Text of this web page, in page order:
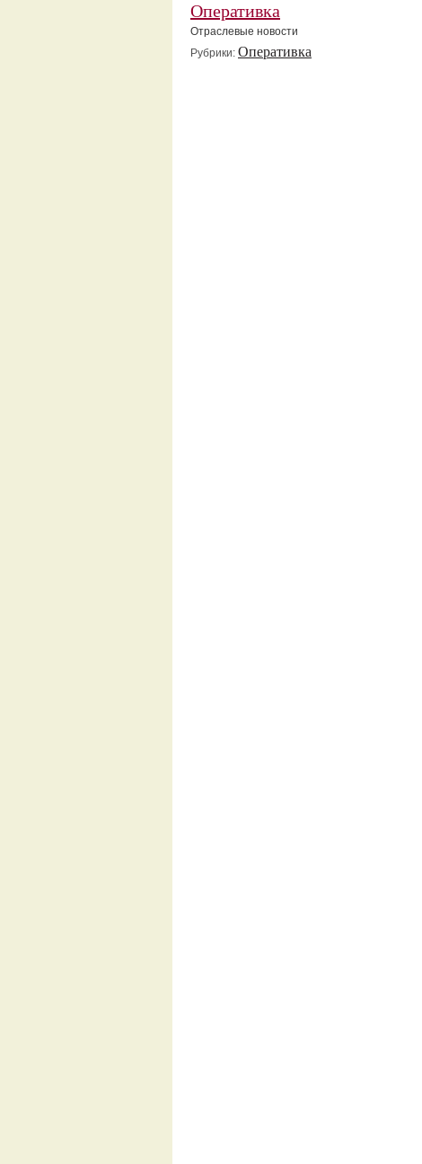
Оперативка
Отраслевые новости
Рубрики: Оперативка